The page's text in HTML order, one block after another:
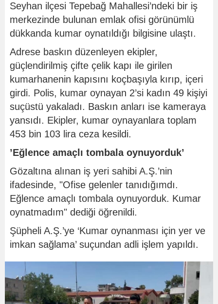
Seyhan ilçesi Tepebağ Mahallesi’ndeki bir iş
merkezinde bulunan emlak ofisi görünümlü
dükkanda kumar oynatıldığı bilgisine ulaştı.
Adrese baskın düzenleyen ekipler,
güçlendirilmiş çifte çelik kapı ile girilen
kumarhanenin kapısını koçbaşıyla kırıp, içeri
girdi. Polis, kumar oynayan 2’si kadın 49 kişiyi
suçüstü yakaladı. Baskın anları ise kameraya
yansıdı. Ekipler, kumar oynayanlara toplam
453 bin 103 lira ceza kesildi.
’Eğlence amaçlı tombala oynuyorduk’
Gözaltına alınan iş yeri sahibi A.Ş.’nin
ifadesinde, "Ofise gelenler tanıdığımdı.
Eğlence amaçlı tombala oynuyorduk. Kumar
oynatmadım" dediği öğrenildi.
Şüpheli A.Ş.’ye ‘Kumar oynanması için yer ve
imkan sağlama’ suçundan adli işlem yapıldı.